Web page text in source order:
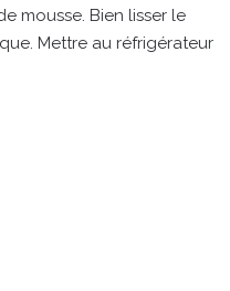
mousse. Bien lisser le
Mettre au réfrigérateur